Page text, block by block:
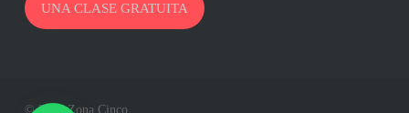
UNA CLASE GRATUITA
© 2026 Zona Cinco.